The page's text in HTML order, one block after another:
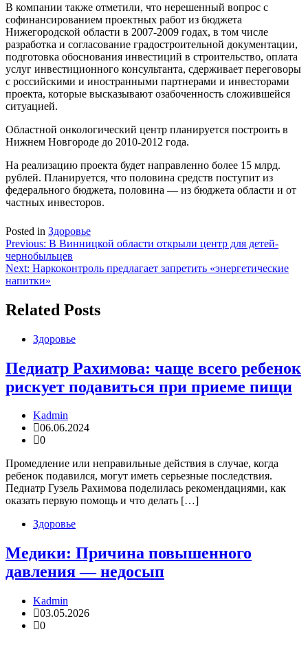
В компании также отметили, что нерешенный вопрос с
софинансированием проектных работ из бюджета
Нижегородской области в 2007-2009 годах, в том числе
разработка и согласование градостроительной документации,
подготовка обоснования инвестиций в строительство, оплата
услуг инвестиционного консультанта, сдерживает переговоры
с российскими и иностранными партнерами и инвесторами
проекта, которые высказывают озабоченность сложившейся
ситуацией.
Областной онкологический центр планируется построить в
Нижнем Новгороде до 2010-2012 года.
На реализацию проекта будет направленно более 15 млрд.
рублей. Планируется, что половина средств поступит из
федерального бюджета, половина — из бюджета области и от
частных инвесторов.
Posted in Здоровье
Навигация
по
записям
Previous: В Винницкой области открыли центр для детей-
чернобыльцев
Next: Наркоконтроль предлагает запретить «энергетические
напитки»
Related Posts
Здоровье
Педиатр Рахимова: чаще всего ребенок
рискует подавиться при приеме пищи
Kadmin
06.06.2024
0
Промедление или неправильные действия в случае, когда
ребенок подавился, могут иметь серьезные последствия.
Педиатр Гузель Рахимова поделилась рекомендациями, как
оказать первую помощь и что делать […]
Здоровье
Медики: Причина повышенного
давления — недосып
Kadmin
03.05.2026
0